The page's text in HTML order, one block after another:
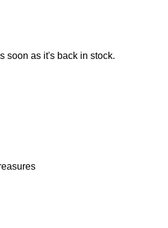
soon as it's back in stock.